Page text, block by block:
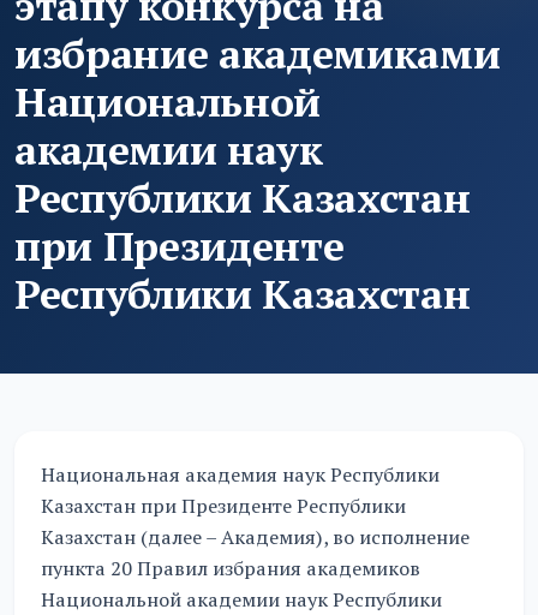
избрание академиками
Национальной
академии наук
Республики Казахстан
при Президенте
Республики Казахстан
Национальная академия наук Республики
Казахстан при Президенте Республики
Казахстан (далее – Академия), во исполнение
пункта 20 Правил избрания академиков
Национальной академии наук Республики